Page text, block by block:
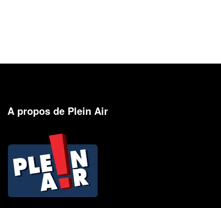
A propos de Plein Air